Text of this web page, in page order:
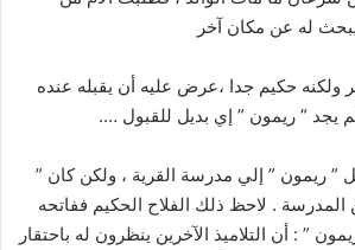
له عن مكان آخر
ولكنه حكيم جدا ،عرض عليه أن يقبله عنده
يجد ” ريمون ” إي بديل للقبول ….
” ريمون ” إلي مدرسة القرية ، ولكن كان ”
المدرسة . لاحظ ذلك الفلاح الحكيم ففاتحه
” : أن التلاميذ الآخرين ينظرون له باحتقار